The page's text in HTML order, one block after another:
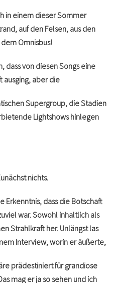
in einem dieser Sommer
auf den Felsen, aus den
dem Omnisbus!
dass von diesen Songs eine
ausging, aber die
Supergroup, die Stadien
Lightshows hinlegen
nichts.
Erkenntnis, dass die Botschaft
war. Sowohl inhaltlich als
Strahlkraft her. Unlängst las
Interview, worin er äußerte,
prädestiniert für grandiose
mag er ja so sehen und ich